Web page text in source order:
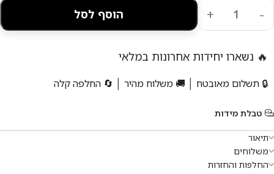
הוסף לסל
🔥 נשארו יחידות אחרונות במלאי
🔒 תשלום מאובטח │ 🚚 משלוח מהיר │ 🔄 החלפה קלה
טבלת מידות
תיאור
משלוחים
החלפות והחזרות